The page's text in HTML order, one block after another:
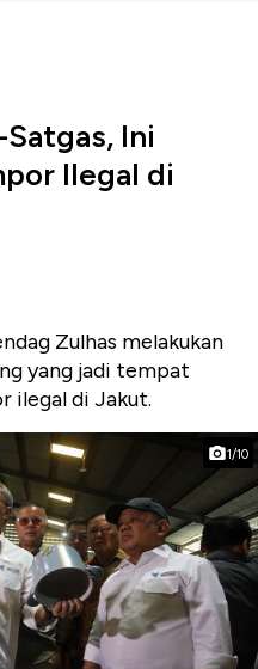
Ini
Ilegal di
Zulhas melakukan
yang jadi tempat
ilegal di Jakut.
1/10